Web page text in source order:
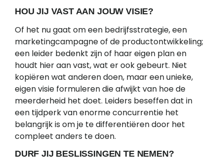
HOU JIJ VAST AAN JOUW VISIE?
Of het nu gaat om een bedrijfsstrategie, een
marketingcampagne of de productontwikkeling;
een leider bedenkt zijn of haar eigen plan en
houdt hier aan vast, wat er ook gebeurt. Niet
kopiëren wat anderen doen, maar een unieke,
eigen visie formuleren die afwijkt van hoe de
meerderheid het doet. Leiders beseffen dat in
een tijdperk van enorme concurrentie het
belangrijk is om je te differentiëren door het
compleet anders te doen.
DURF JIJ BESLISSINGEN TE NEMEN?